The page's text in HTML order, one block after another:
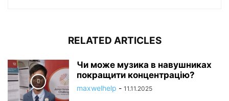
RELATED ARTICLES
Чи може музика в навушниках
покращити концентрацію?
maxwelhelp - 11.11.2025